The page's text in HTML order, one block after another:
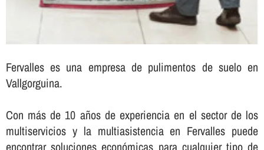
Fervalles es una empresa de pulimentos de suelo en
Vallgorguina.
Con más de 10 años de experiencia en el sector de los
multiservicios y la multiasistencia en Fervalles puede
encontrar soluciones económicas para cualquier tipo de